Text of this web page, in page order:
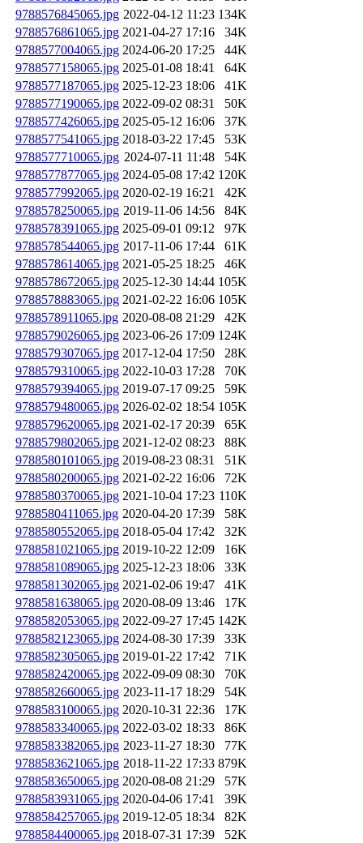
9788576845065.jpg 2022-04-12 11:23 134K
9788576861065.jpg 2021-04-27 17:16
34K
9788577004065.jpg 2024-06-20 17:25
44K
9788577158065.jpg 2025-01-08 18:41
64K
9788577187065.jpg 2025-12-23 18:06
41K
9788577190065.jpg 2022-09-02 08:31
50K
9788577426065.jpg 2025-05-12 16:06
37K
9788577541065.jpg 2018-03-22 17:45
53K
9788577710065.jpg 2024-07-11 11:48
54K
9788577877065.jpg 2024-05-08 17:42 120K
9788577992065.jpg 2020-02-19 16:21
42K
9788578250065.jpg 2019-11-06 14:56
84K
9788578391065.jpg 2025-09-01 09:12
97K
9788578544065.jpg 2017-11-06 17:44
61K
9788578614065.jpg 2021-05-25 18:25
46K
9788578672065.jpg 2025-12-30 14:44 105K
9788578883065.jpg 2021-02-22 16:06 105K
9788578911065.jpg 2020-08-08 21:29
42K
9788579026065.jpg 2023-06-26 17:09 124K
9788579307065.jpg 2017-12-04 17:50
28K
9788579310065.jpg 2022-10-03 17:28
70K
9788579394065.jpg 2019-07-17 09:25
59K
9788579480065.jpg 2026-02-02 18:54 105K
9788579620065.jpg 2021-02-17 20:39
65K
9788579802065.jpg 2021-12-02 08:23
88K
9788580101065.jpg 2019-08-23 08:31
51K
9788580200065.jpg 2021-02-22 16:06
72K
9788580370065.jpg 2021-10-04 17:23 110K
9788580411065.jpg 2020-04-20 17:39
58K
9788580552065.jpg 2018-05-04 17:42
32K
9788581021065.jpg 2019-10-22 12:09
16K
9788581089065.jpg 2025-12-23 18:06
33K
9788581302065.jpg 2021-02-06 19:47
41K
9788581638065.jpg 2020-08-09 13:46
17K
9788582053065.jpg 2022-09-27 17:45 142K
9788582123065.jpg 2024-08-30 17:39
33K
9788582305065.jpg 2019-01-22 17:42
71K
9788582420065.jpg 2022-09-09 08:30
70K
9788582660065.jpg 2023-11-17 18:29
54K
9788583100065.jpg 2020-10-31 22:36
17K
9788583340065.jpg 2022-03-02 18:33
86K
9788583382065.jpg 2023-11-27 18:30
77K
9788583621065.jpg 2018-11-22 17:33 879K
9788583650065.jpg 2020-08-08 21:29
57K
9788583931065.jpg 2020-04-06 17:41
39K
9788584257065.jpg 2019-12-05 18:34
82K
9788584400065.jpg 2018-07-31 17:39
52K